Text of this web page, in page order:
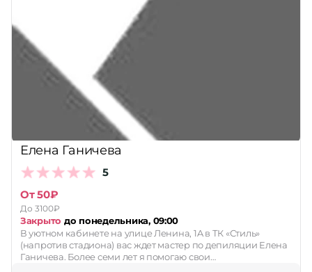
Елена Ганичева
5
От 50₽
До 3100₽
Закрыто до понедельника, 09:00
В уютном кабинете на улице Ленина, 1A в ТК «Стиль»
(напротив стадиона) вас ждет мастер по депиляции Елена
Ганичева. Более семи лет я помогаю свои…